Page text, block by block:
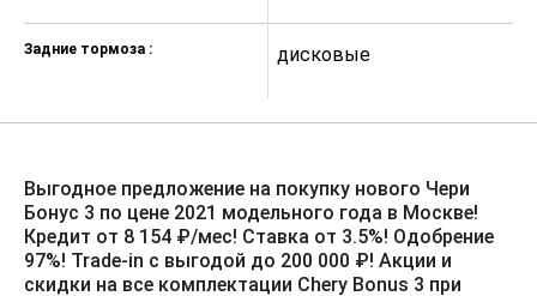
Задние тормоза : дисковые
Выгодное предложение на покупку нового Чери
Бонус 3 по цене 2021 модельного года в Москве!
Кредит от 8 154 ₽/мес! Ставка от 3.5%!️ Одобрение
97%! Trade-in с выгодой до 200 000 ₽! Акции и
скидки на все комплектации Chery Bonus 3 при